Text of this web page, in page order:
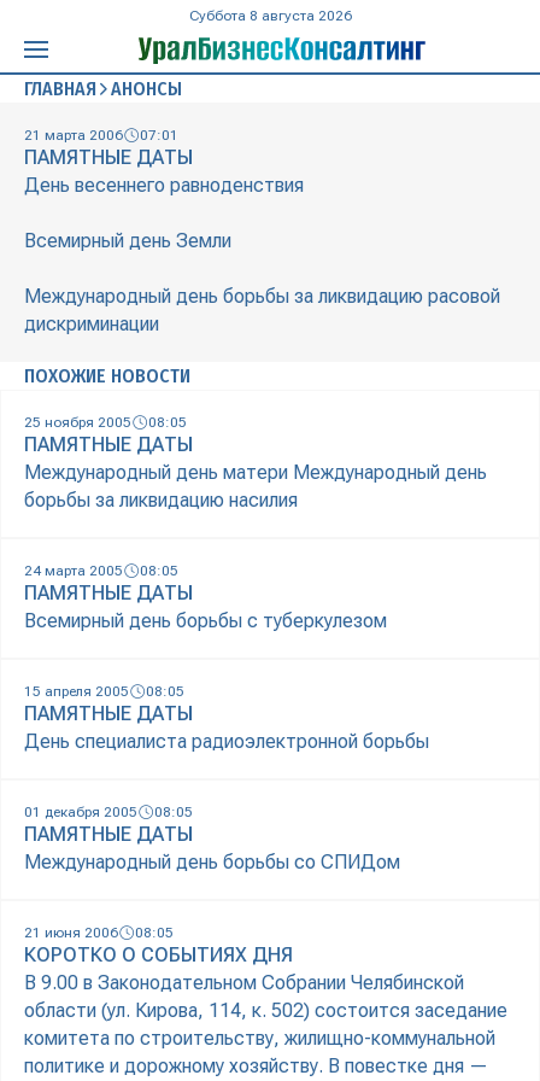
Суббота 8 августа 2026
ГЛАВНАЯ АНОНСЫ
21 марта 2006 07:01
ПАМЯТНЫЕ ДАТЫ
День весеннего равноденствия
Всемирный день Земли
Международный день борьбы за ликвидацию расовой
дискриминации
ПОХОЖИЕ НОВОСТИ
25 ноября 2005 08:05
ПАМЯТНЫЕ ДАТЫ
Международный день матери Международный день
борьбы за ликвидацию насилия
24 марта 2005 08:05
ПАМЯТНЫЕ ДАТЫ
Всемирный день борьбы с туберкулезом
15 апреля 2005 08:05
ПАМЯТНЫЕ ДАТЫ
День специалиста радиоэлектронной борьбы
01 декабря 2005 08:05
ПАМЯТНЫЕ ДАТЫ
Международный день борьбы со СПИДом
21 июня 2006 08:05
КОРОТКО О СОБЫТИЯХ ДНЯ
В 9.00 в Законодательном Собрании Челябинской
области (ул. Кирова, 114, к. 502) состоится заседание
комитета по строительству, жилищно-коммунальной
политике и дорожному хозяйству. В повестке дня —